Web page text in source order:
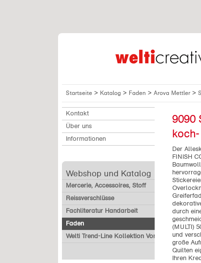
Startseite > Katalog > Faden > Arova Mettler >
Kontakt
Über uns
Informationen
Webshop und Katalog
Mercerie, Accessoires, Stoff
Reissverschlüsse
Fachliteratur Handarbeit
Faden
Welti Trend-Line Kollektion Vorverkauf
9090
Der
FINISH
durch
(MULTI)
und
große
Quilten
Ihren